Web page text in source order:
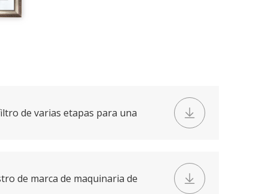
de varias etapas para una
de marca de maquinaria de